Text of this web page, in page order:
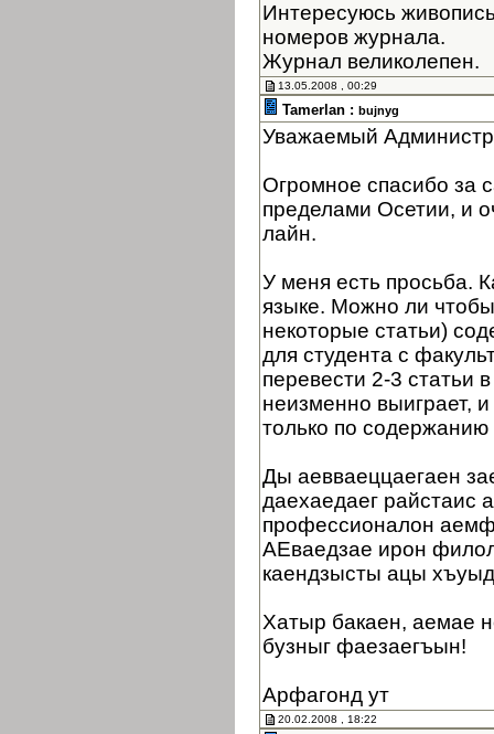
Интересуюсь
номеров журнала.
Журнал великолепен.
13.05.2008 , 00:29
Tamerlan : bujnyg
Уважаемый
Огромное спасибо за
пределами Осетии, и
лайн.
У меня есть просьба.
языке. Можно ли
некоторые статьи)
для студента с
перевести 2-3 статьи
неизменно выиграет,
только по
Ды аевваеццаегаен
даехаедаег райстаис
профессионалон
АЕваедзае ирон
каендзысты ацы
Хатыр бакаен, аемае
бузныг фаезаегъын!
Арфагонд ут
20.02.2008 , 18:22